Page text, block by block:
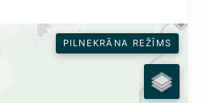
PILNEKRĀNA REŽĪMS